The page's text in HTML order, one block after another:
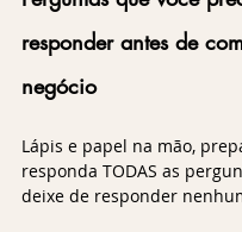
responder antes de
negócio
Lápis e papel na mão,
responda TODAS as
deixe de responder